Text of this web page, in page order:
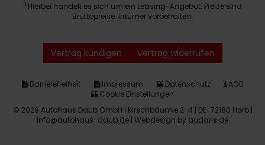
3 Hierbei handelt es sich um ein Leasing-Angebot. Preise sind
Bruttopreise. Irrtümer vorbehalten.
Vertrag kündigen Vertrag widerrufen
Barrierefreiheit Impressum Datenschutz
AGB
Cookie Einstellungen
© 2026 Autohaus Daub GmbH | Kirschbäumle 2-4 | DE-72160 Horb |
info@autohaus-daub.de | Webdesign by audaris.de